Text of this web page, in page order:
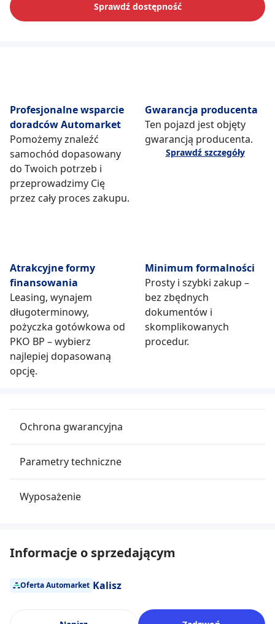
Sprawdź dostępność
Profesjonalne wsparcie
doradców Automarket
Pomożemy znaleźć
samochód dopasowany
do Twoich potrzeb i
przeprowadzimy Cię
przez cały proces zakupu.
Gwarancja producenta
Ten pojazd jest objęty
gwarancją producenta.
Sprawdź szczegóły
Atrakcyjne formy
finansowania
Leasing, wynajem
długoterminowy,
pożyczka gotówkowa od
PKO BP – wybierz
najlepiej dopasowaną
opcję.
Minimum formalności
Prosty i szybki zakup –
bez zbędnych
dokumentów i
skomplikowanych
procedur.
Ochrona gwarancyjna
Parametry techniczne
Wyposażenie
Informacje o sprzedającym
Oferta Automarket Kalisz